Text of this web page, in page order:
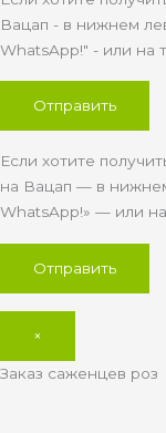
Вацап - в нижнем
WhatsApp!" - или на
Если хотите
на Вацап — в
WhatsApp!» — или
×
Заказ саженцев роз